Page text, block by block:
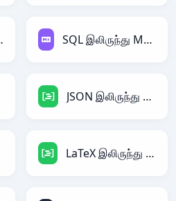
SQL இலிருந்து Markdown
JSON இலிருந்து DAX
LaTeX இலிருந்து DAX